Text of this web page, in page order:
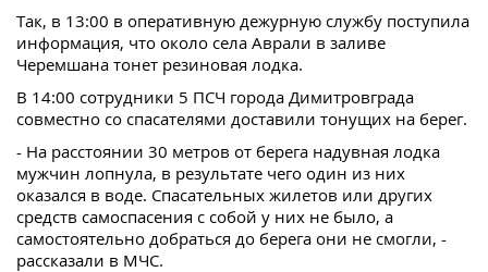
Так, в 13:00 в оперативную дежурную службу поступила
информация, что около села Аврали в заливе
Черемшана тонет резиновая лодка.
В 14:00 сотрудники 5 ПСЧ города Димитровграда
совместно со спасателями доставили тонущих на берег.
- На расстоянии 30 метров от берега надувная лодка
мужчин лопнула, в результате чего один из них
оказался в воде. Спасательных жилетов или других
средств самоспасения с собой у них не было, а
самостоятельно добраться до берега они не смогли, -
рассказали в МЧС.